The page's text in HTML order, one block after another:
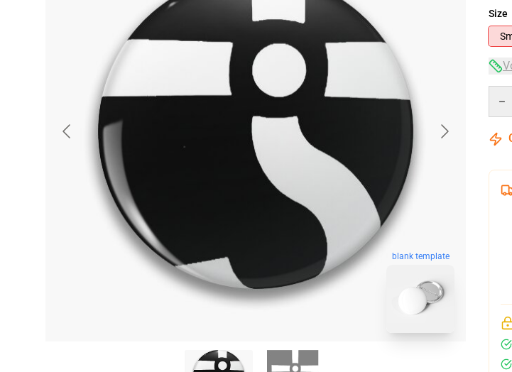
blank template
Size